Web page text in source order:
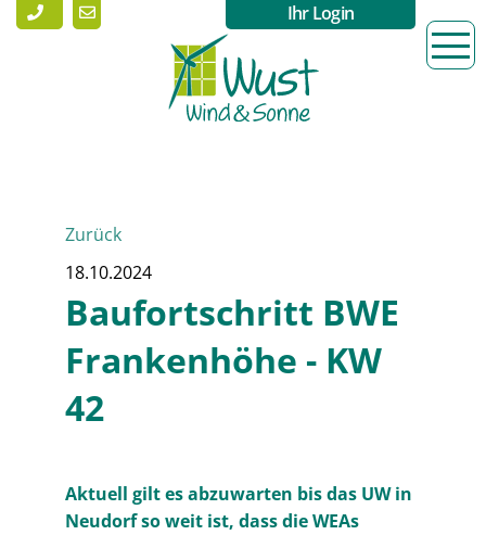
Ihr Login
Zurück
18.10.2024
Baufortschritt BWE
Frankenhöhe - KW
42
Aktuell gilt es abzuwarten bis das UW in
Neudorf so weit ist, dass die WEAs